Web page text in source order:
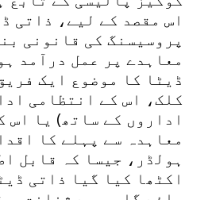
اس مقصد کے لیے، ذاتی
پروسیسنگ کی قانونی
معاہدے پر عمل درآمد
ڈیٹا کا موضوع ایک
کلک، اس کے انتظامی
اداروں کے ساتھ) یا اس
معاہدہ سے پہلے کا
ہولڈر، جیسا کہ قابل
اکٹھا کیا گیا ذاتی